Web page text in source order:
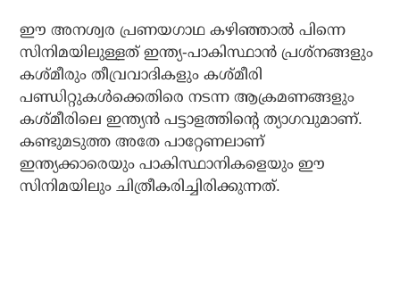
ഈ അനശ്വര പ്രണയഗാഥ കഴിഞ്ഞാല്‍ പിന്നെ
സിനിമയിലുള്ളത് ഇന്ത്യ-പാകിസ്ഥാന്‍ പ്രശ്‌നങ്ങളും
കശ്മീരും തീവ്രവാദികളും കശ്മീരി
പണ്ഡിറ്റുകള്‍ക്കെതിരെ നടന്ന ആക്രമണങ്ങളും
കശ്മീരിലെ ഇന്ത്യന്‍ പട്ടാളത്തിന്റെ ത്യാഗവുമാണ്.
കണ്ടുമടുത്ത അതേ പാറ്റേണലാണ്
ഇന്ത്യക്കാരെയും പാകിസ്ഥാനികളെയും ഈ
സിനിമയിലും ചിത്രീകരിച്ചിരിക്കുന്നത്.